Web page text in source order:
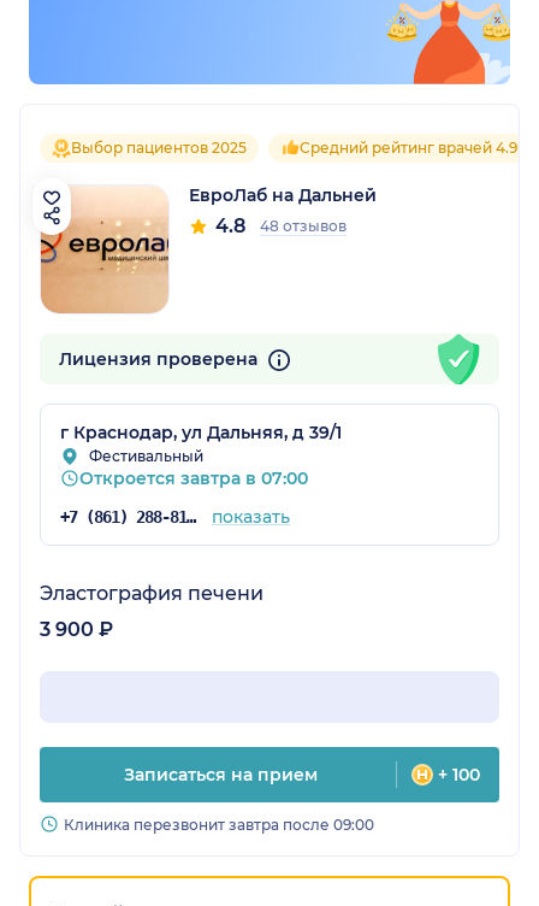
Выбор пациентов 2025 Средний рейтинг врачей 4.9
ЕвроЛаб на Дальней
4.8 48 отзывов
Лицензия проверена
г Краснодар, ул Дальняя, д 39/1
Фестивальный
Откроется завтра в 07:00
+7 (861) 288-81-47 показать
Эластография печени
3 900 ₽
Записаться на прием + 100
Клиника перезвонит завтра после 09:00